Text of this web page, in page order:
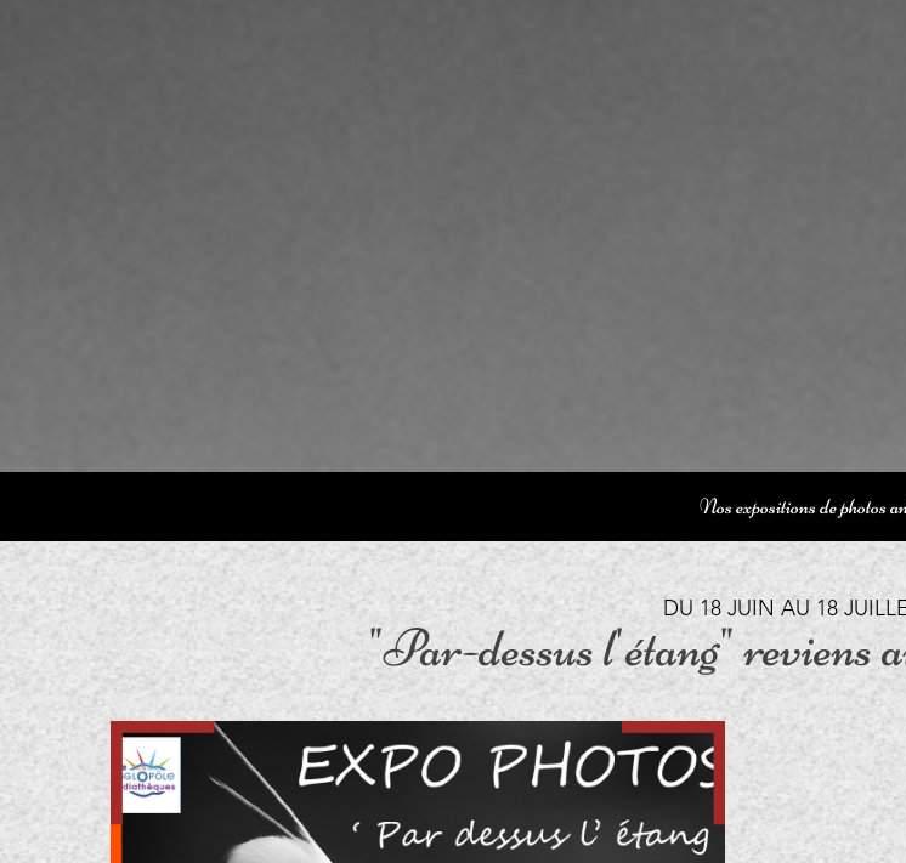
Nos expositions de photos
DU 18 JUIN AU 18
"Par-dessus l'étang" reviens